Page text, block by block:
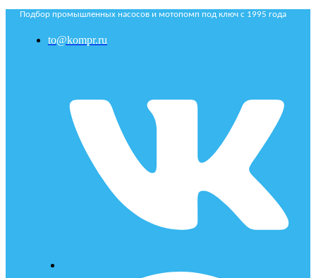
Подбор промышленных насосов и мотопомп под ключ с 1995 года
to@kompr.ru